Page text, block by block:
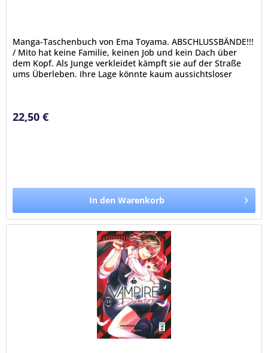
Manga-Taschenbuch von Ema Toyama. ABSCHLUSSBÄNDE!!!
/ Mito hat keine Familie, keinen Job und kein Dach über
dem Kopf. Als Junge verkleidet kämpft sie auf der Straße
ums Überleben. Ihre Lage könnte kaum aussichtsloser
22,50 €
In den Warenkorb